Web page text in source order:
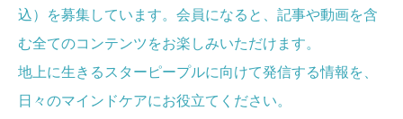
込）を募集しています。会員になると、記事や動画を含
む全てのコンテンツをお楽しみいただけます。
地上に生きるスターピープルに向けて発信する情報を、
日々のマインドケアにお役立てください